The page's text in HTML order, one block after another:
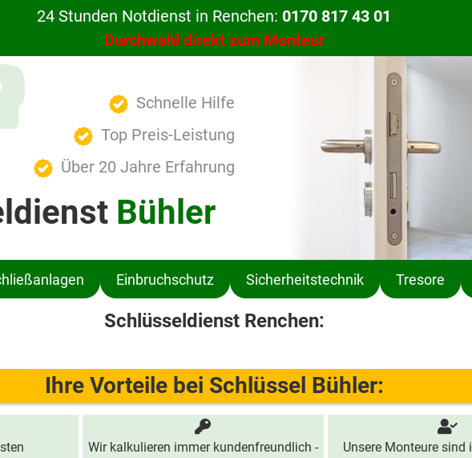
24 Stunden Notdienst in Renchen: 0170 817 43 01
Durchwahl direkt zum Monteur
Schnelle Hilfe
Top Preis-Leistung
Über 20 Jahre Erfahrung
Bühler
Einbruchschutz Sicherheitstechnik Tresore
Schlüsseldienst Renchen:
Ihre Vorteile bei Schlüssel Bühler:
Wir kalkulieren immer kundenfreundlich -
Unsere Monteure sind